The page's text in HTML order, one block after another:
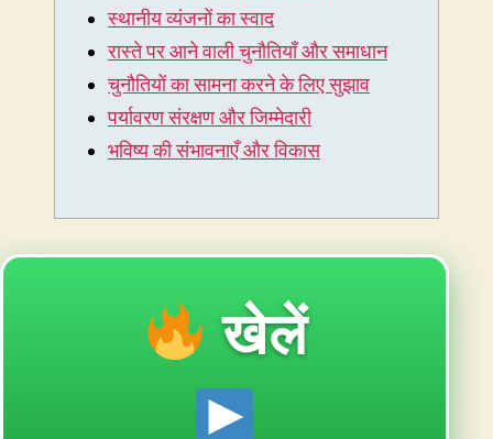
स्थानीय व्यंजनों का स्वाद
रास्ते पर आने वाली चुनौतियाँ और समाधान
चुनौतियों का सामना करने के लिए सुझाव
पर्यावरण संरक्षण और जिम्मेदारी
भविष्य की संभावनाएँ और विकास
खेलें